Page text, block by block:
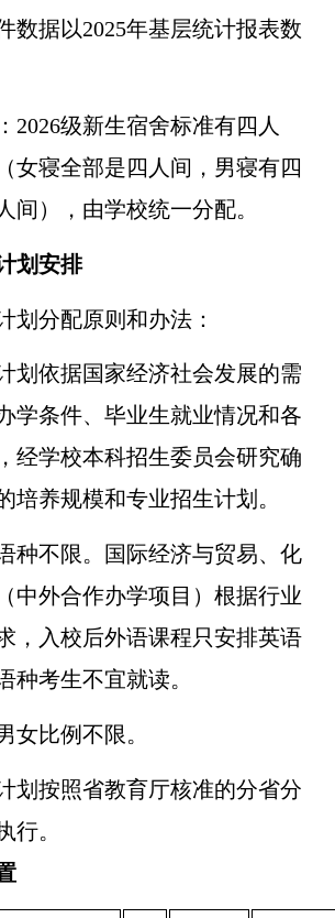
数据以2025年基层统计报表数
2026级新生宿舍标准有四人
女寝全部是四人间，男寝有四
间），由学校统一分配。
划安排
划分配原则和办法：
划依据国家经济社会发展的需
学条件、毕业生就业情况和各
经学校本科招生委员会研究确
培养规模和专业招生计划。
种不限。
国际经济与贸易、化
中外合作办学项目）根据行业
，入校后外语课程只安排英语
种考生不宜就读。
女比例不限。
划按照省教育厅核准的分省分
行。